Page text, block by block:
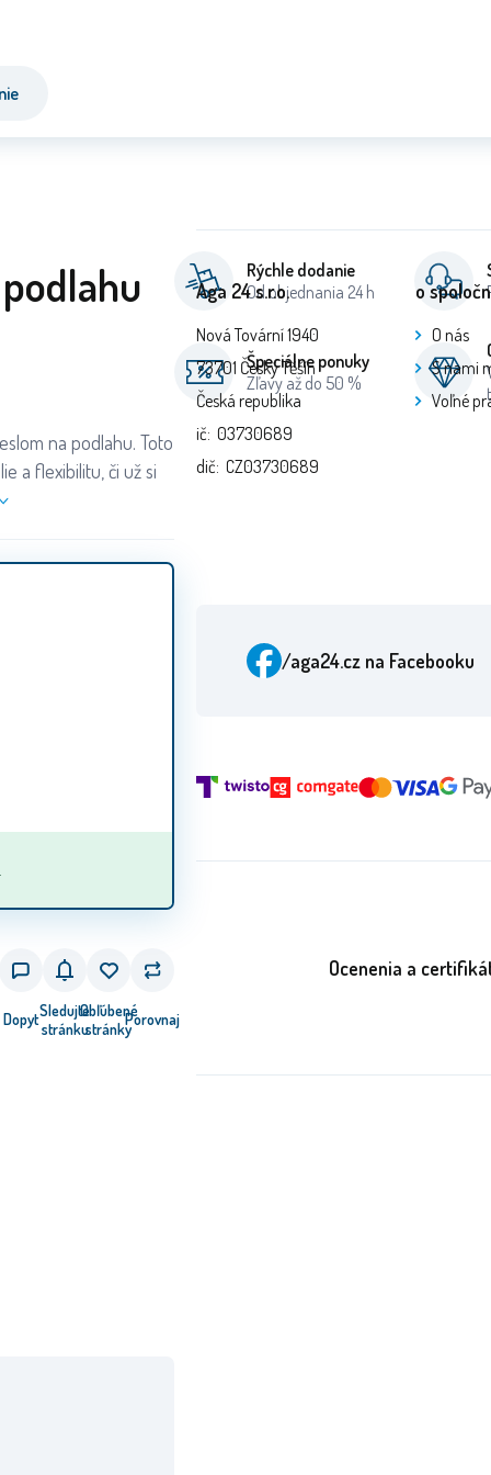
na podlahu. Toto
a flexibilitu, či už si
DopytSledujte
stránku
Obľúbené
stránkyPorovnaj
Rýchle dodanie
Od objednania 24 h
Špeciálne ponuky
Zľavy až do 50 %
Aga 24 s.r.o.
Nová Tovární 1940
73701 Český Těšín
Česká republika
ič: 03730689
dič: CZ03730689
o
O nás
S nami
Voľné
/aga24.cz na Facebooku
Ocenenia a